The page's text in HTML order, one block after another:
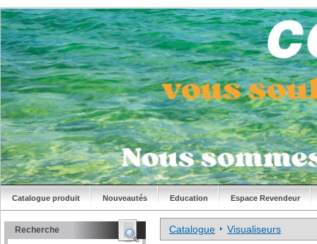
Catalogue produit Nouveautés Education Espace Revendeur
Recherche Catalogue Visualiseurs